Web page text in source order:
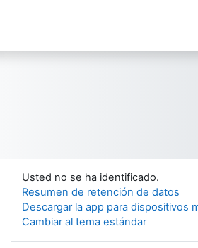
Usted no se ha identificado.
Resumen de retención de datos
Descargar la app para dispositivos
Cambiar al tema estándar